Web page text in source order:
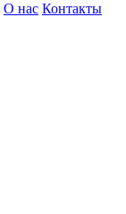
О нас Контакты